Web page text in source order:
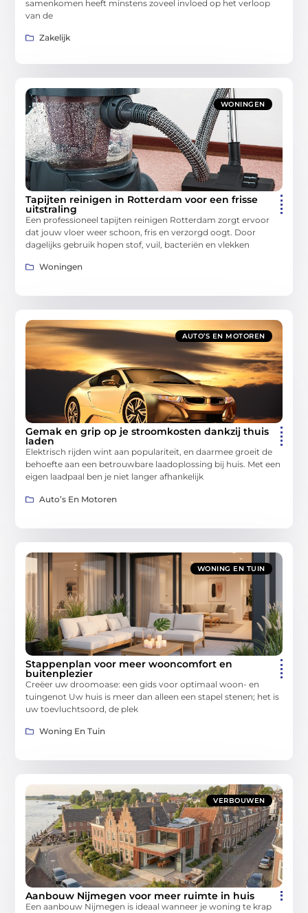
samenkomen heeft minstens zoveel invloed op het verloop
van de
Zakelijk
WONINGEN
Tapijten reinigen in Rotterdam voor een frisse
uitstraling
Een professioneel tapijten reinigen Rotterdam zorgt ervoor
dat jouw vloer weer schoon, fris en verzorgd oogt. Door
dagelijks gebruik hopen stof, vuil, bacteriën en vlekken
Woningen
AUTO’S EN MOTOREN
Gemak en grip op je stroomkosten dankzij thuis
laden
Elektrisch rijden wint aan populariteit, en daarmee groeit de
behoefte aan een betrouwbare laadoplossing bij huis. Met een
eigen laadpaal ben je niet langer afhankelijk
Auto’s En Motoren
WONING EN TUIN
Stappenplan voor meer wooncomfort en
buitenplezier
Creëer uw droomoase: een gids voor optimaal woon- en
tuingenot Uw huis is meer dan alleen een stapel stenen; het is
uw toevluchtsoord, de plek
Woning En Tuin
VERBOUWEN
Aanbouw Nijmegen voor meer ruimte in huis
Een aanbouw Nijmegen is ideaal wanneer je woning te krap